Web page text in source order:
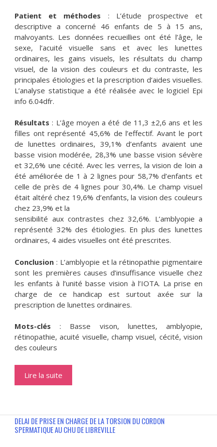
Patient et méthodes : L’étude prospective et
descriptive a concerné 46 enfants de 5 à 15 ans,
malvoyants. Les données recueillies ont été l’âge, le
sexe, l’acuité visuelle sans et avec les lunettes
ordinaires, les gains visuels, les résultats du champ
visuel, de la vision des couleurs et du contraste, les
principales étiologies et la prescription d’aides visuelles.
L’analyse statistique a été réalisée avec le logiciel Epi
info 6.04dfr.
Résultats : L’âge moyen a été de 11,3 ±2,6 ans et les
filles ont représenté 45,6% de l’effectif. Avant le port
de lunettes ordinaires, 39,1% d’enfants avaient une
basse vision modérée, 28,3% une basse vision sévère
et 32,6% une cécité. Avec les verres, la vision de loin a
été améliorée de 1 à 2 lignes pour 58,7% d’enfants et
celle de près de 4 lignes pour 30,4%. Le champ visuel
était altéré chez 19,6% d’enfants, la vision des couleurs
chez 23,9% et la
sensibilité aux contrastes chez 32,6%. L’amblyopie a
représenté 32% des étiologies. En plus des lunettes
ordinaires, 4 aides visuelles ont été prescrites.
Conclusion : L’amblyopie et la rétinopathie pigmentaire
sont les premières causes d’insuffisance visuelle chez
les enfants à l’unité basse vision à l’IOTA. La prise en
charge de ce handicap est surtout axée sur la
prescription de lunettes ordinaires.
Mots-clés : Basse vison, lunettes, amblyopie,
rétinopathie, acuité visuelle, champ visuel, cécité, vision
des couleurs
Lire la suite
DELAI DE PRISE EN CHARGE DE LA TORSION DU CORDON
SPERMATIQUE AU CHU DE LIBREVILLE